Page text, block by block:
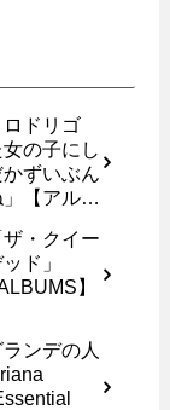
ドリゴ
女の子にし
ずいぶん
【アルバ
・クイー
ド」
】
ンデの人